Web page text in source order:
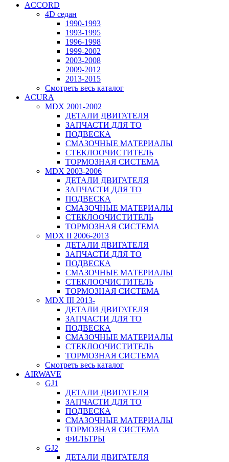
ACCORD
4D седан
1990-1993
1993-1995
1996-1998
1999-2002
2003-2008
2009-2012
2013-2015
Смотреть весь каталог
ACURA
MDX 2001-2002
ДЕТАЛИ ДВИГАТЕЛЯ
ЗАПЧАСТИ ДЛЯ ТО
ПОДВЕСКА
СМАЗОЧНЫЕ МАТЕРИАЛЫ
СТЕКЛООЧИСТИТЕЛЬ
ТОРМОЗНАЯ СИСТЕМА
MDX 2003-2006
ДЕТАЛИ ДВИГАТЕЛЯ
ЗАПЧАСТИ ДЛЯ ТО
ПОДВЕСКА
СМАЗОЧНЫЕ МАТЕРИАЛЫ
СТЕКЛООЧИСТИТЕЛЬ
ТОРМОЗНАЯ СИСТЕМА
MDX II 2006-2013
ДЕТАЛИ ДВИГАТЕЛЯ
ЗАПЧАСТИ ДЛЯ ТО
ПОДВЕСКА
СМАЗОЧНЫЕ МАТЕРИАЛЫ
СТЕКЛООЧИСТИТЕЛЬ
ТОРМОЗНАЯ СИСТЕМА
MDX III 2013-
ДЕТАЛИ ДВИГАТЕЛЯ
ЗАПЧАСТИ ДЛЯ ТО
ПОДВЕСКА
СМАЗОЧНЫЕ МАТЕРИАЛЫ
СТЕКЛООЧИСТИТЕЛЬ
ТОРМОЗНАЯ СИСТЕМА
Смотреть весь каталог
AIRWAVE
GJ1
ДЕТАЛИ ДВИГАТЕЛЯ
ЗАПЧАСТИ ДЛЯ ТО
ПОДВЕСКА
СМАЗОЧНЫЕ МАТЕРИАЛЫ
ТОРМОЗНАЯ СИСТЕМА
ФИЛЬТРЫ
GJ2
ДЕТАЛИ ДВИГАТЕЛЯ